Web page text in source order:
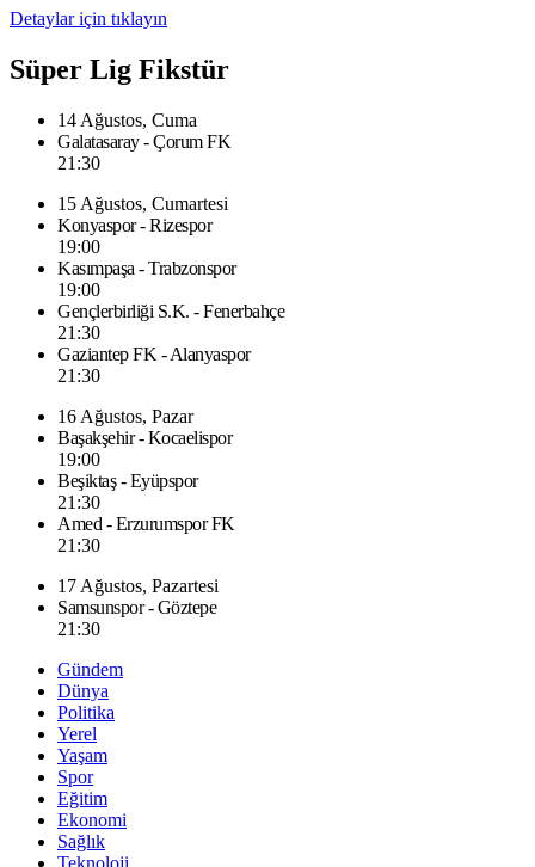
Detaylar için tıklayın
Süper Lig Fikstür
14 Ağustos, Cuma
Galatasaray - Çorum FK
21:30
15 Ağustos, Cumartesi
Konyaspor - Rizespor
19:00
Kasımpaşa - Trabzonspor
19:00
Gençlerbirliği S.K. - Fenerbahçe
21:30
Gaziantep FK - Alanyaspor
21:30
16 Ağustos, Pazar
Başakşehir - Kocaelispor
19:00
Beşiktaş - Eyüpspor
21:30
Amed - Erzurumspor FK
21:30
17 Ağustos, Pazartesi
Samsunspor - Göztepe
21:30
Gündem
Dünya
Politika
Yerel
Yaşam
Spor
Eğitim
Ekonomi
Sağlık
Teknoloji